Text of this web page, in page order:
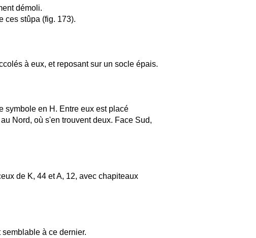
démoli.
ces stûpa (fig. 173).
à eux, et reposant sur un socle épais.
symbole en H. Entre eux est placé
Nord, où s'en trouvent deux. Face Sud,
de K, 44 et A, 12, avec chapiteaux
à ce dernier.